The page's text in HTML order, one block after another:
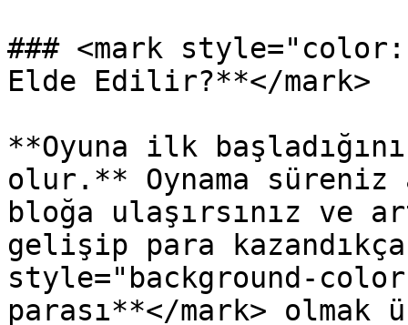
### <mark
Elde Edilir?**</mark>
**Oyuna ilk
olur.** Oynama süreniz
bloğa ulaşırsınız ve
gelişip para
style="background-
parası**</mark>